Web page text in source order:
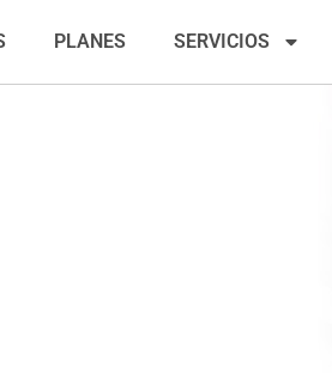
PLANES SERVICIOS